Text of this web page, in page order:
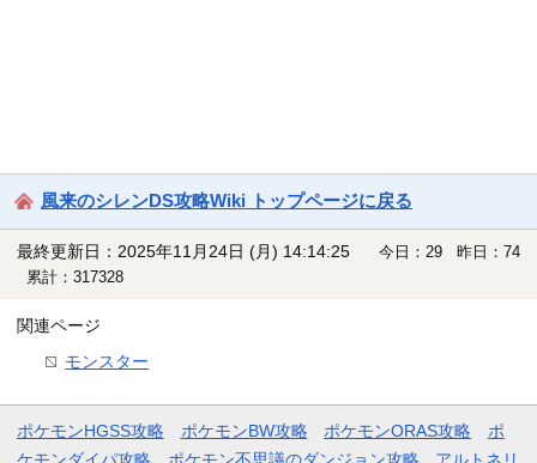
風来のシレンDS攻略Wiki トップページに戻る
最終更新日：2025年11月24日 (月) 14:14:25
今日：29 昨日：74
累計：317328
関連ページ
モンスター
ポケモンHGSS攻略 ポケモンBW攻略 ポケモンORAS攻略
ポ